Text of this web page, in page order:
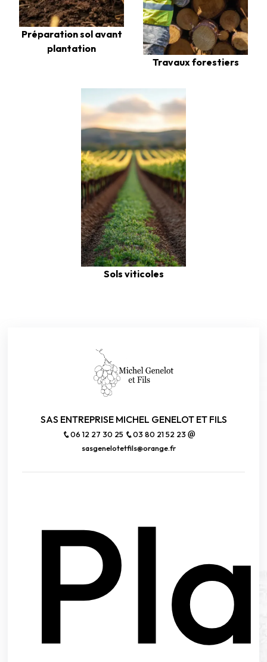
Préparation sol avant
plantation
Travaux forestiers
Sols viticoles
SAS ENTREPRISE MICHEL GENELOT ET FILS
06 12 27 30 25
03 80 21 52 23
sasgenelotetfils@orange.fr